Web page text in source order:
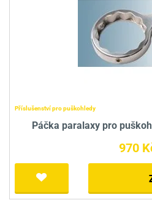
Příslušenství pro puškohledy
Páčka paralaxy pro
970